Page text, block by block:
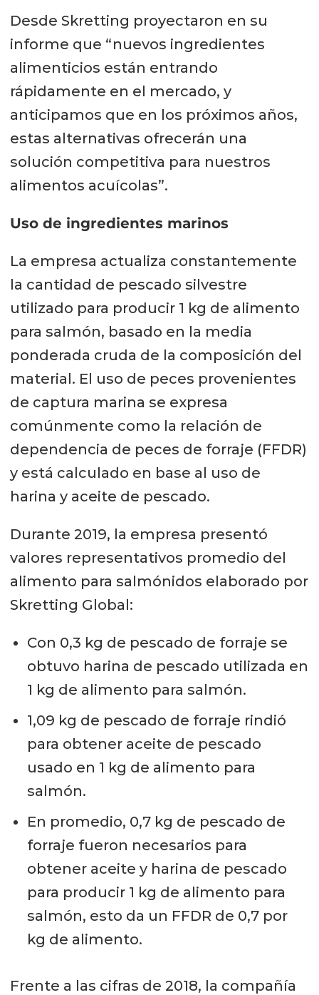
Desde Skretting proyectaron en su
informe que “nuevos ingredientes
alimenticios están entrando
rápidamente en el mercado, y
anticipamos que en los próximos años,
estas alternativas ofrecerán una
solución competitiva para nuestros
alimentos acuícolas”.
Uso de ingredientes marinos
La empresa actualiza constantemente
la cantidad de pescado silvestre
utilizado para producir 1 kg de alimento
para salmón, basado en la media
ponderada cruda de la composición del
material. El uso de peces provenientes
de captura marina se expresa
comúnmente como la relación de
dependencia de peces de forraje (FFDR)
y está calculado en base al uso de
harina y aceite de pescado.
Durante 2019, la empresa presentó
valores representativos promedio del
alimento para salmónidos elaborado por
Skretting Global:
Con 0,3 kg de pescado de forraje se
obtuvo harina de pescado utilizada en
1 kg de alimento para salmón.
1,09 kg de pescado de forraje rindió
para obtener aceite de pescado
usado en 1 kg de alimento para
salmón.
En promedio, 0,7 kg de pescado de
forraje fueron necesarios para
obtener aceite y harina de pescado
para producir 1 kg de alimento para
salmón, esto da un FFDR de 0,7 por
kg de alimento.
Frente a las cifras de 2018, la compañía